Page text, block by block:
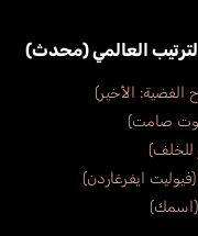
العالمي (محدث)